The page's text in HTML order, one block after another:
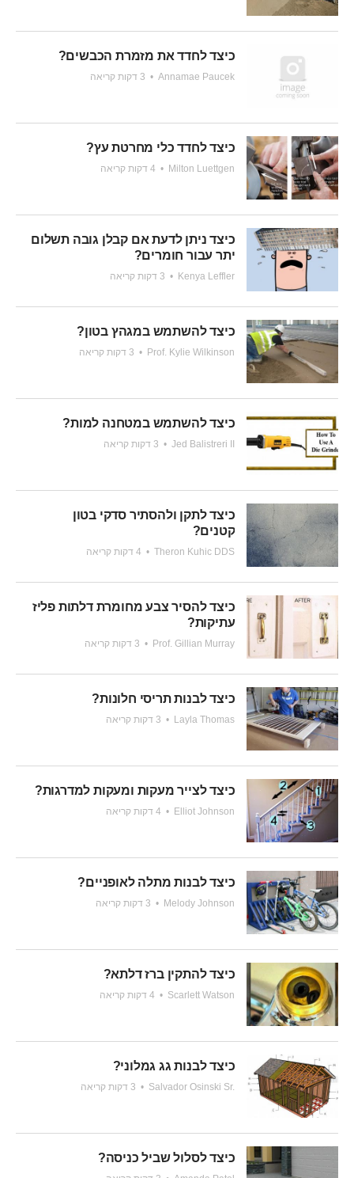
כיצד לחדד את מזמרת הכבשים?
Annamae Paucek
•
כיצד לחדד כלי מחרטת עץ?
Milton Luettgen
•
כיצד ניתן לדעת אם קבלן גובה תשלום
יתר עבור חומרים?
Kenya Leffler
•
כיצד להשתמש במגהץ בטון?
Prof. Kylie Wilkinson
•
כיצד להשתמש במטחנה למות?
Jed Balistreri II
•
כיצד לתקן ולהסתיר סדקי בטון
קטנים?
Theron Kuhic DDS
•
כיצד להסיר צבע מחומרת דלתות פליז
עתיקות?
Prof. Gillian Murray
•
כיצד לבנות תריסי חלונות?
Layla Thomas
•
כיצד לצייר מעקות ומעקות למדרגות?
Elliot Johnson
•
כיצד לבנות מתלה לאופניים?
Melody Johnson
•
כיצד להתקין ברז דלתא?
Scarlett Watson
•
כיצד לבנות גג גמלוני?
Salvador Osinski Sr.
•
כיצד לסלול שביל כניסה?